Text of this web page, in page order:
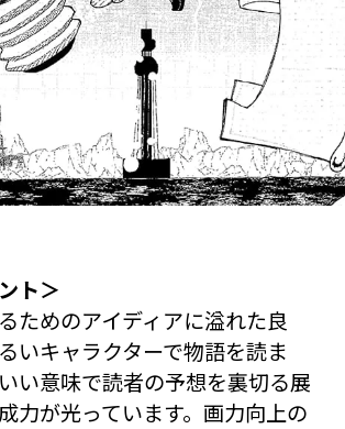
ト＞
ためのアイディアに溢れた良
いキャラクターで物語を読ま
い意味で読者の予想を裏切る展
力が光っています。画力向上の